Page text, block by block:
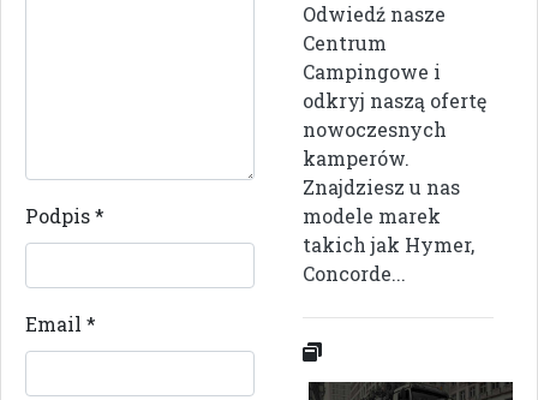
Podpis*
Email *
Odwiedź nasze
Centrum
Campingowe i
odkryj naszą ofertę
nowoczesnych
kamperów.
Znajdziesz u nas
modele marek
takich jak Hymer,
Concorde...